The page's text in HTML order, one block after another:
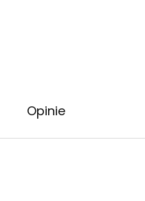
Opinie